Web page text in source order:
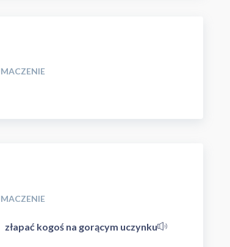
złapać kogoś na gorącym uczynku